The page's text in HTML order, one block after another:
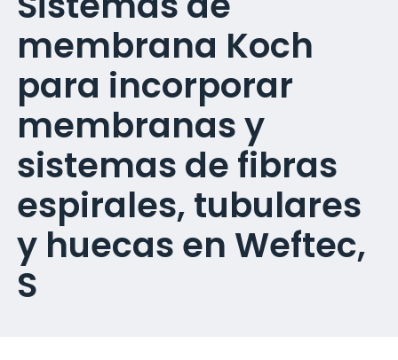
membrana Koch
para incorporar
membranas y
sistemas de fibras
espirales, tubulares
y huecas en Weftec,
S